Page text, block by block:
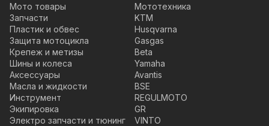
Мото товары
Запчасти
Пластик и обвес
Защита мотоцикла
Крепеж и метизы
Шины и колеса
Аксессуары
Масла и жидкости
Инструмент
Экипировка
Электро запчасти и тюнинг
Мототехника
KTM
Husqvarna
Gasgas
Beta
Yamaha
Avantis
BSE
REGULMOTO
GR
VINTO